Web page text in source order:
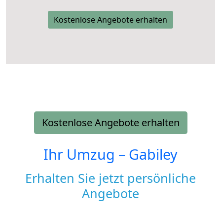
Kostenlose Angebote erhalten
Kostenlose Angebote erhalten
Ihr Umzug – Gabiley
Erhalten Sie jetzt persönliche
Angebote